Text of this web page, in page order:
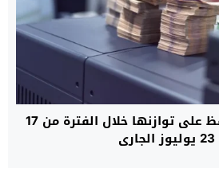
السوق النقدية تحافظ على توازنها خلال الفترة من 17